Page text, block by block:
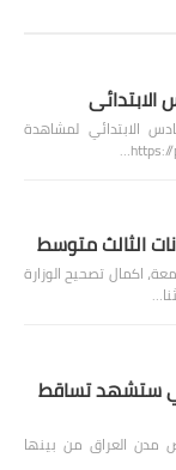
الابتدائي لمشاهدة
الثالث متوسط
اكمال تصحيح الوزارة
ستشهد تساقط
مدن العراق من بينها